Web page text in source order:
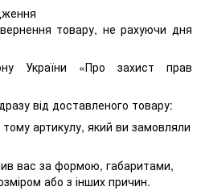
товару, не рахуючи дня
України «Про захист прав
від доставленого товару:
тому артикулу, який ви замовляли
вас за формою, габаритами,
або з інших причин.